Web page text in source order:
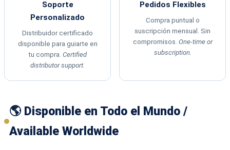
Soporte
Personalizado
Distribuidor certificado
disponible para guiarte en
tu compra. Certified
distributor support.
Pedidos Flexibles
Compra puntual o
suscripción mensual. Sin
compromisos. One-time or
subscription.
🌎 Disponible en Todo el Mundo /
Available Worldwide